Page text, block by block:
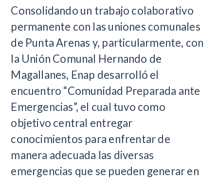
​Consolidando un trabajo colaborativo
permanente con las uniones comunales
de Punta Arenas y, particularmente, con
la Unión Comunal Hernando de
Magallanes, Enap desarrolló el
encuentro “Comunidad Preparada ante
Emergencias”, el cual tuvo como
objetivo central entregar
conocimientos para enfrentar de
manera adecuada las diversas
emergencias que se pueden generar en